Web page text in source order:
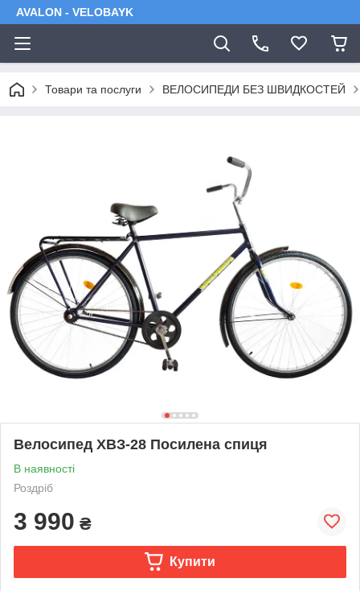
AVALON - VELOBAYK
Товари та послуги ВЕЛОСИПЕДИ БЕЗ ШВИДКОСТЕЙ
Велосипед ХВЗ-28 Посилена спиця
В наявності
Роздріб
3 990 ₴
Купити